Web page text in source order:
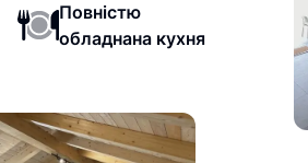
Повністю
обладнана кухня